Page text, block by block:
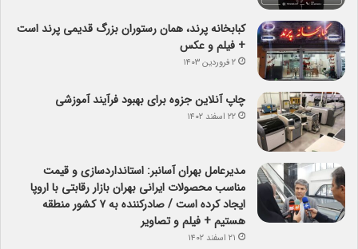
کبابخانه پرند، همان رستوران بزرگ قدیمی پرند است
+ فیلم و عکس
۲ فروردین ۱۴۰۳
چاپ آنلاین جزوه برای بهبود فرآیند آموزشی
۲۲ اسفند ۱۴۰۲
مدیرعامل بهران آسانبر: استانداردسازی و قیمت
مناسب محصولات ایرانی بهران بازار رقابتی با اروپا
ایجاد کرده است / صادرکننده به ۷ کشور منطقه
هستیم + فیلم و تصاویر
۲۱ اسفند ۱۴۰۲